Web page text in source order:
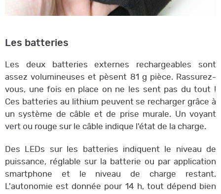
Les batteries
Les deux batteries externes rechargeables sont
assez volumineuses et pèsent 81 g pièce. Rassurez-
vous, une fois en place on ne les sent pas du tout !
Ces batteries au lithium peuvent se recharger grâce à
un système de câble et de prise murale. Un voyant
vert ou rouge sur le câble indique l'état de la charge.
Des LEDs sur les batteries indiquent le niveau de
puissance, réglable sur la batterie ou par application
smartphone et le niveau de charge restant.
L'autonomie est donnée pour 14 h, tout dépend bien